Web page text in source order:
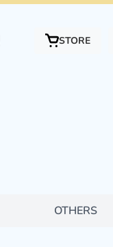
でつなぐ、新しい形の
STORE
OTHERS